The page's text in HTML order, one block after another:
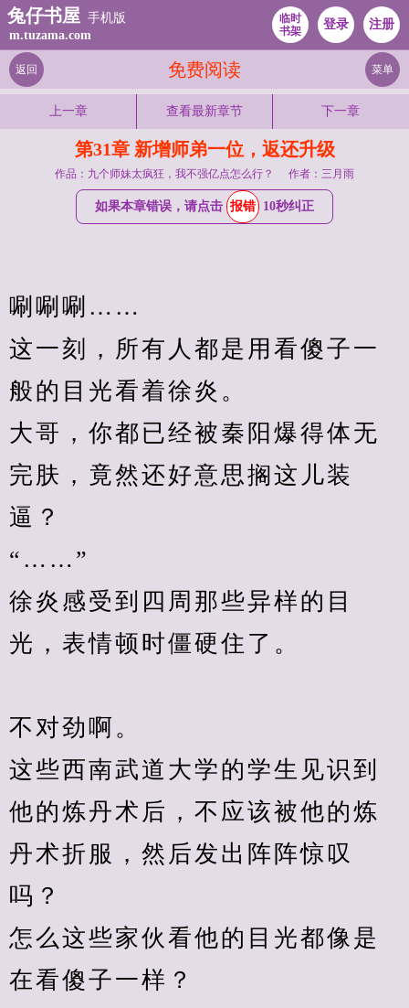
兔仔书屋 手机版
m.tuzama.com
临时
书架
登录 注册
免费阅读
返回 菜单
上一章 查看最新章节 下一章
第31章 新增师弟一位，返还升级
作品：九个师妹太疯狂，我不强亿点怎么行？ 作者：三月雨
如果本章错误，请点击 报错 10秒纠正
唰唰唰……
这一刻，所有人都是用看傻子一
般的目光看着徐炎。
大哥，你都已经被秦阳爆得体无
完肤，竟然还好意思搁这儿装
逼？
“……”
徐炎感受到四周那些异样的目
光，表情顿时僵硬住了。
不对劲啊。
这些西南武道大学的学生见识到
他的炼丹术后，不应该被他的炼
丹术折服，然后发出阵阵惊叹
吗？
怎么这些家伙看他的目光都像是
在看傻子一样？